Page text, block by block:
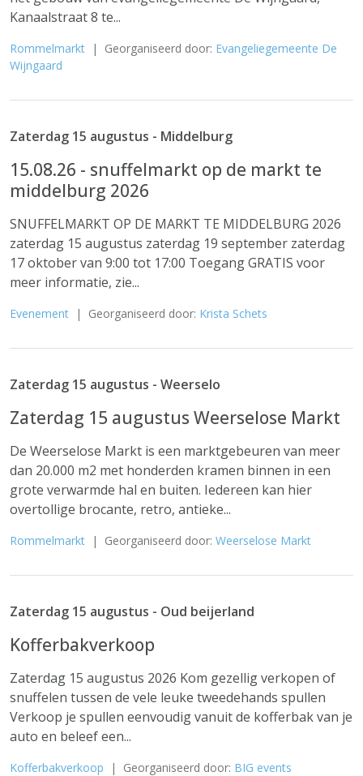
Kanaalstraat 8 te...
Rommelmarkt | Georganiseerd door: Evangeliegemeente De
Wijngaard
Zaterdag 15 augustus - Middelburg
15.08.26 - snuffelmarkt op de markt te
middelburg 2026
SNUFFELMARKT OP DE MARKT TE MIDDELBURG 2026
zaterdag 15 augustus zaterdag 19 september zaterdag
17 oktober van 9:00 tot 17:00 Toegang GRATIS voor
meer informatie, zie...
Evenement | Georganiseerd door: Krista Schets
Zaterdag 15 augustus - Weerselo
Zaterdag 15 augustus Weerselose Markt
De Weerselose Markt is een marktgebeuren van meer
dan 20.000 m2 met honderden kramen binnen in een
grote verwarmde hal en buiten. Iedereen kan hier
overtollige brocante, retro, antieke...
Rommelmarkt | Georganiseerd door: Weerselose Markt
Zaterdag 15 augustus - Oud beijerland
Kofferbakverkoop
Zaterdag 15 augustus 2026 Kom gezellig verkopen of
snuffelen tussen de vele leuke tweedehands spullen
Verkoop je spullen eenvoudig vanuit de kofferbak van je
auto en beleef een...
Kofferbakverkoop | Georganiseerd door: BIG events